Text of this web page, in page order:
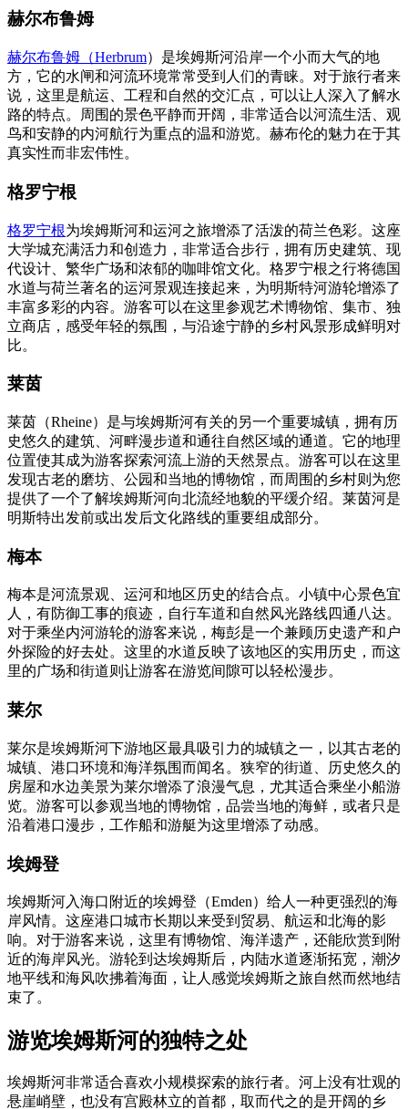
赫尔布鲁姆
赫尔布鲁姆（Herbrum）是埃姆斯河沿岸一个小而大气的地
方，它的水闸和河流环境常常受到人们的青睐。对于旅行者来
说，这里是航运、工程和自然的交汇点，可以让人深入了解水
路的特点。周围的景色平静而开阔，非常适合以河流生活、观
鸟和安静的内河航行为重点的温和游览。赫布伦的魅力在于其
真实性而非宏伟性。
格罗宁根
格罗宁根为埃姆斯河和运河之旅增添了活泼的荷兰色彩。这座
大学城充满活力和创造力，非常适合步行，拥有历史建筑、现
代设计、繁华广场和浓郁的咖啡馆文化。格罗宁根之行将德国
水道与荷兰著名的运河景观连接起来，为明斯特河游轮增添了
丰富多彩的内容。游客可以在这里参观艺术博物馆、集市、独
立商店，感受年轻的氛围，与沿途宁静的乡村风景形成鲜明对
比。
莱茵
莱茵（Rheine）是与埃姆斯河有关的另一个重要城镇，拥有历
史悠久的建筑、河畔漫步道和通往自然区域的通道。它的地理
位置使其成为游客探索河流上游的天然景点。游客可以在这里
发现古老的磨坊、公园和当地的博物馆，而周围的乡村则为您
提供了一个了解埃姆斯河向北流经地貌的平缓介绍。莱茵河是
明斯特出发前或出发后文化路线的重要组成部分。
梅本
梅本是河流景观、运河和地区历史的结合点。小镇中心景色宜
人，有防御工事的痕迹，自行车道和自然风光路线四通八达。
对于乘坐内河游轮的游客来说，梅彭是一个兼顾历史遗产和户
外探险的好去处。这里的水道反映了该地区的实用历史，而这
里的广场和街道则让游客在游览间隙可以轻松漫步。
莱尔
莱尔是埃姆斯河下游地区最具吸引力的城镇之一，以其古老的
城镇、港口环境和海洋氛围而闻名。狭窄的街道、历史悠久的
房屋和水边美景为莱尔增添了浪漫气息，尤其适合乘坐小船游
览。游客可以参观当地的博物馆，品尝当地的海鲜，或者只是
沿着港口漫步，工作船和游艇为这里增添了动感。
埃姆登
埃姆斯河入海口附近的埃姆登（Emden）给人一种更强烈的海
岸风情。这座港口城市长期以来受到贸易、航运和北海的影
响。对于游客来说，这里有博物馆、海洋遗产，还能欣赏到附
近的海岸风光。游轮到达埃姆斯后，内陆水道逐渐拓宽，潮汐
地平线和海风吹拂着海面，让人感觉埃姆斯之旅自然而然地结
束了。
游览埃姆斯河的独特之处
埃姆斯河非常适合喜欢小规模探索的旅行者。河上没有壮观的
悬崖峭壁，也没有宫殿林立的首都，取而代之的是开阔的乡